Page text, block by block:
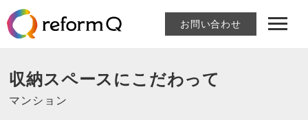
お問い合わせ
収納スペースにこだわって
マンション